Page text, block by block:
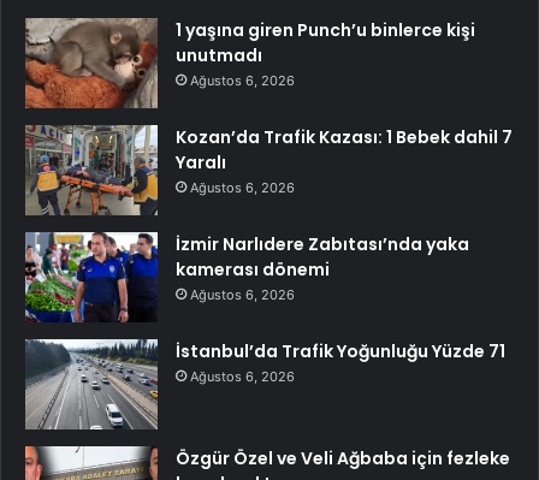
1 yaşına giren Punch’u binlerce kişi
unutmadı
Ağustos 6, 2026
Kozan’da Trafik Kazası: 1 Bebek dahil 7
Yaralı
Ağustos 6, 2026
İzmir Narlıdere Zabıtası’nda yaka
kamerası dönemi
Ağustos 6, 2026
İstanbul’da Trafik Yoğunluğu Yüzde 71
Ağustos 6, 2026
Özgür Özel ve Veli Ağbaba için fezleke